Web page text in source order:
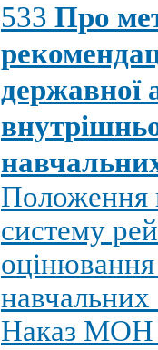
533 Про
державної
Положення
систему
оцінювання
навчальних
Наказ МОН